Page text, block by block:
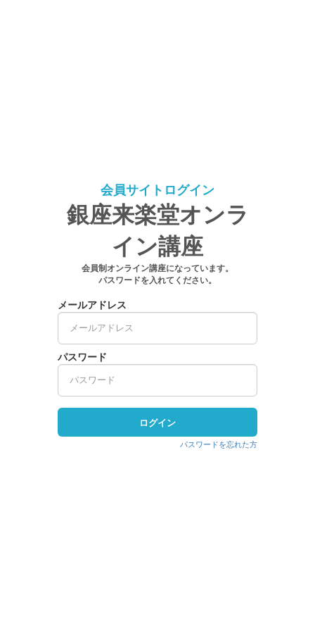
会員サイトログイン
銀座来楽堂オンラ
イン講座
会員制オンライン講座になっています。
パスワードを入れてください。
メールアドレス
パスワード
ログイン
パスワードを忘れた方